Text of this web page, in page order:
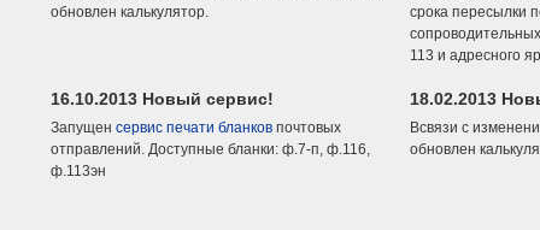
обновлен калькулятор.
срока пересылки
113 и адресного
16.10.2013 Новый сервис!
Запущен сервис печати бланков почтовых
отправлений. Доступные бланки: ф.7-п, ф.116,
ф.113эн
18.02.2013
Всвязи с
обновлен